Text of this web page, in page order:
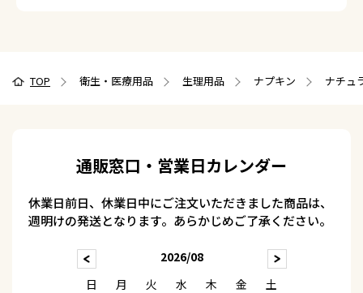
TOP 衛生・医療用品 生理用品 ナプキン ナチュ
通販窓口・営業日カレンダー
休業日前日、休業日中にご注文いただきました商品は、
週明けの発送となります。あらかじめご了承ください。
2026/08
日
月 火 水 木 金
土